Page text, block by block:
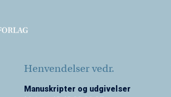
Henvendelser vedr.
Manuskripter og udgivelser